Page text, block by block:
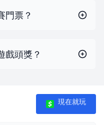
門票？
戲頭獎？
現在就玩